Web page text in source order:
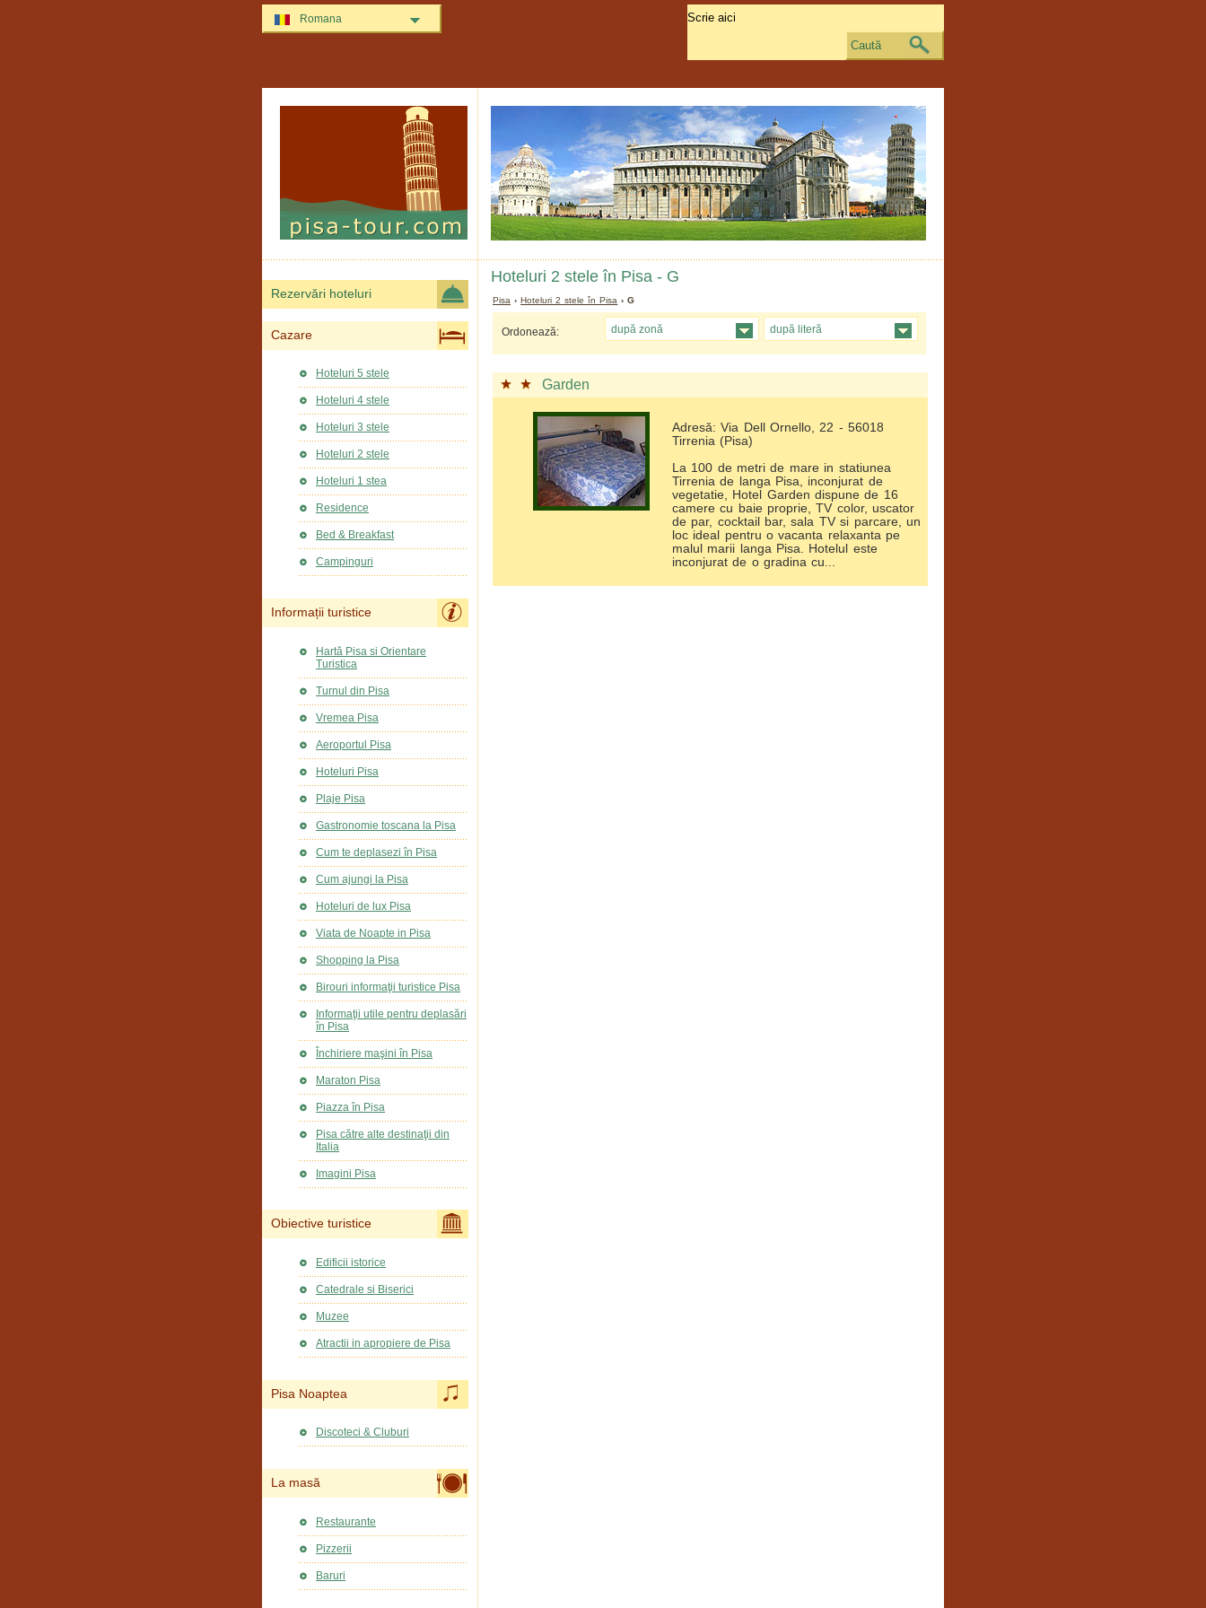
Hoteluri 2 stele în Pisa - G
Pisa ›Hoteluri 2 stele în Pisa › G
Ordonează: după zonă după literă
Garden
Adresă: Via Dell Ornello, 22 - 56018
Tirrenia (Pisa)
La 100 de metri de mare in statiunea
Tirrenia de langa Pisa, inconjurat de
vegetatie, Hotel Garden dispune de 16
camere cu baie proprie, TV color, uscator
de par, cocktail bar, sala TV si parcare, un
loc ideal pentru o vacanta relaxanta pe
malul marii langa Pisa. Hotelul este
inconjurat de o gradina cu...
Rezervări hoteluri
Cazare
Hoteluri 5 stele
Hoteluri 4 stele
Hoteluri 3 stele
Hoteluri 2 stele
Hoteluri 1 stea
Residence
Bed & Breakfast
Campinguri
Informații turistice
Hartă Pisa si Orientare
Turistica
Turnul din Pisa
Vremea Pisa
Aeroportul Pisa
Hoteluri Pisa
Plaje Pisa
Gastronomie toscana la Pisa
Cum te deplasezi în Pisa
Cum ajungi la Pisa
Hoteluri de lux Pisa
Viata de Noapte in Pisa
Shopping la Pisa
Birouri informaţii turistice Pisa
Informaţii utile pentru deplasări
în Pisa
Închiriere maşini în Pisa
Maraton Pisa
Piazza în Pisa
Pisa către alte destinaţii din
Italia
Imagini Pisa
Obiective turistice
Edificii istorice
Catedrale si Biserici
Muzee
Atractii in apropiere de Pisa
Pisa Noaptea
Discoteci & Cluburi
La masă
Restaurante
Pizzerii
Baruri
Romana
Caută